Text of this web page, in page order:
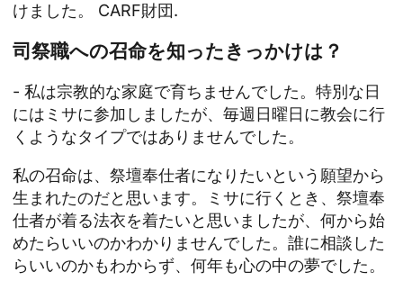
けました。 CARF財団.
司祭職への召命を知ったきっかけは？
- 私は宗教的な家庭で育ちませんでした。特別な日
にはミサに参加しましたが、毎週日曜日に教会に行
くようなタイプではありませんでした。
私の召命は、祭壇奉仕者になりたいという願望から
生まれたのだと思います。ミサに行くとき、祭壇奉
仕者が着る法衣を着たいと思いましたが、何から始
めたらいいのかわかりませんでした。誰に相談した
らいいのかもわからず、何年も心の中の夢でした。